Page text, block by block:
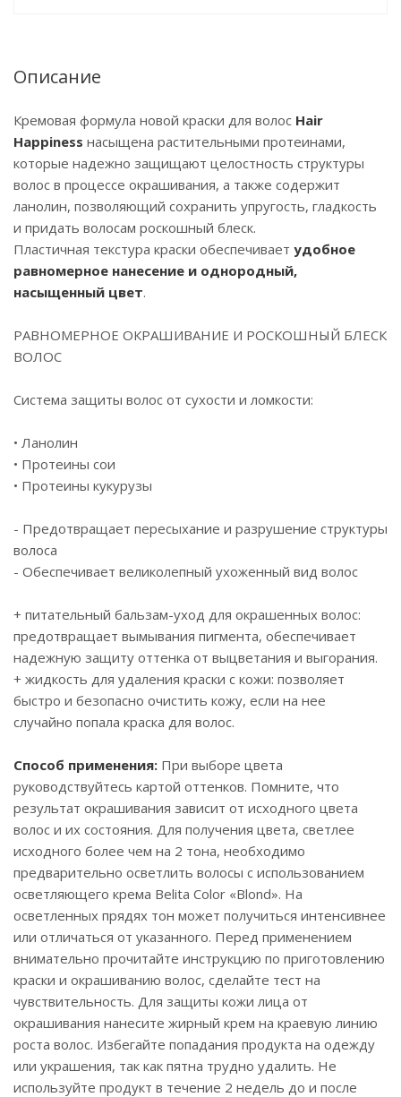
Описание
Кремовая формула новой краски для волос Hair
Happiness насыщена растительными протеинами,
которые надежно защищают целостность структуры
волос в процессе окрашивания, а также содержит
ланолин, позволяющий сохранить упругость, гладкость
и придать волосам роскошный блеск.
Пластичная текстура краски обеспечивает удобное
равномерное нанесение и однородный,
насыщенный цвет.
РАВНОМЕРНОЕ ОКРАШИВАНИЕ И РОСКОШНЫЙ БЛЕСК
ВОЛОС
Система защиты волос от сухости и ломкости:
• Ланолин
• Протеины сои
• Протеины кукурузы
- Предотвращает пересыхание и разрушение структуры
волоса
- Обеспечивает великолепный ухоженный вид волос
+ питательный бальзам-уход для окрашенных волос:
предотвращает вымывания пигмента, обеспечивает
надежную защиту оттенка от выцветания и выгорания.
+ жидкость для удаления краски с кожи: позволяет
быстро и безопасно очистить кожу, если на нее
случайно попала краска для волос.
Способ применения: При выборе цвета
руководствуйтесь картой оттенков. Помните, что
результат окрашивания зависит от исходного цвета
волос и их состояния. Для получения цвета, светлее
исходного более чем на 2 тона, необходимо
предварительно осветлить волосы с использованием
осветляющего крема Belita Color «Blond». На
осветленных прядях тон может получиться интенсивнее
или отличаться от указанного. Перед применением
внимательно прочитайте инструкцию по приготовлению
краски и окрашиванию волос, сделайте тест на
чувствительность. Для защиты кожи лица от
окрашивания нанесите жирный крем на краевую линию
роста волос. Избегайте попадания продукта на одежду
или украшения, так как пятна трудно удалить. Не
используйте продукт в течение 2 недель до и после